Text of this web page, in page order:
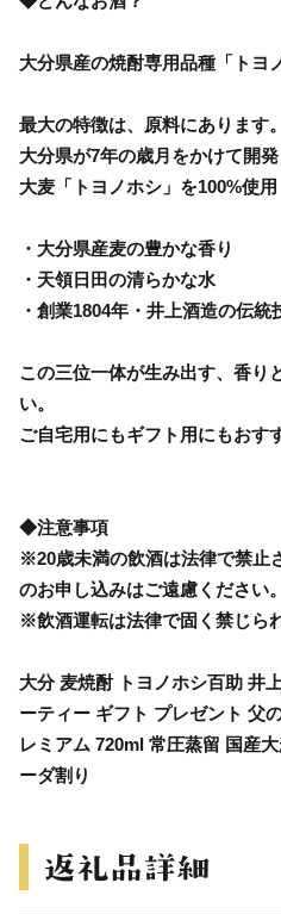
大分県産の焼酎専用品種「トヨ
最大の特徴は、原料にあります。
大分県が7年の歳月をかけて開
大麦「トヨノホシ」を100%使用
・大分県産麦の豊かな香り
・天領日田の清らかな水
・創業1804年・井上酒造の伝統
この三位一体が生み出す、香り
い。
ご自宅用にもギフト用にもおす
◆注意事項
※20歳未満の飲酒は法律で禁止
のお申し込みはご遠慮ください。
※飲酒運転は法律で固く禁じら
大分 麦焼酎 トヨノホシ百助 井
ーティー ギフト プレゼント 父
レミアム 720ml 常圧蒸留 国産
ーダ割り